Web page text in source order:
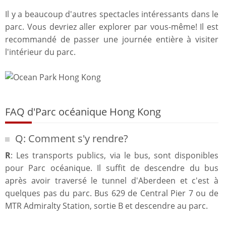
Il y a beaucoup d'autres spectacles intéressants dans le
parc. Vous devriez aller explorer par vous-même! Il est
recommandé de passer une journée entière à visiter
l'intérieur du parc.
FAQ d'Parc océanique Hong Kong
Q: Comment s'y rendre?
R: Les transports publics, via le bus, sont disponibles
pour Parc océanique. Il suffit de descendre du bus
après avoir traversé le tunnel d'Aberdeen et c'est à
quelques pas du parc. Bus 629 de Central Pier 7 ou de
MTR Admiralty Station, sortie B et descendre au parc.